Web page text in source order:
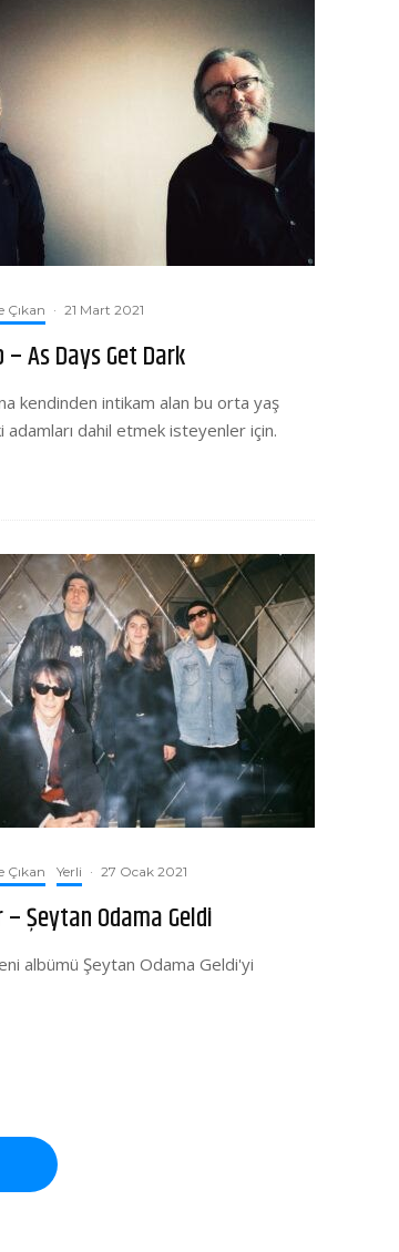
Çıkan · 21 Mart 2021
As Days Get Dark
kendinden intikam alan bu orta yaş
adamları dahil etmek isteyenler için.
Çıkan Yerli · 27 Ocak 2021
Şeytan Odama Geldi
albümü Şeytan Odama Geldi'yi